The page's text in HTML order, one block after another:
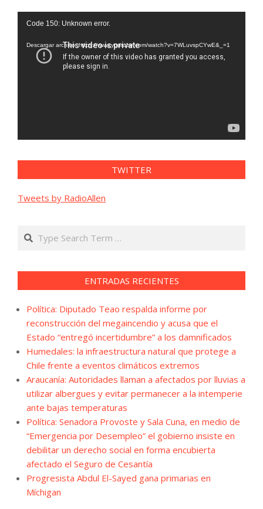
Reproductor
vídeo
Code 150: Unknown error.
Descargar archivo: https://www.youtube.com/watch?v=7WLuvspCYwE&_=1
TWITTER
Tweets by RadioAllen
Search
ENTRADAS RECIENTES
Política: Diputado Teao respalda informe por
reconstrucción del megaincendio y acusa que el
Estado “entregó incertidumbre” a los damnificados
Humedales: la infraestructura natural que protege a
Chile frente a eventos climáticos extremos
Araucanía: Autoridades llaman a afectados por lluvias a
utilizar albergues y evitar permanecer a la intemperie
ante bajas temperaturas
Política: Senadora Provoste y Sala Cuna, en medio de
“Emergencia por Desempleo” el gobierno insiste en
debilitar un derecho social en forma encubierta
afectado el Seguro de Cesantía
Progresista Abdul El-Sayed gana primarias en
Míchigan